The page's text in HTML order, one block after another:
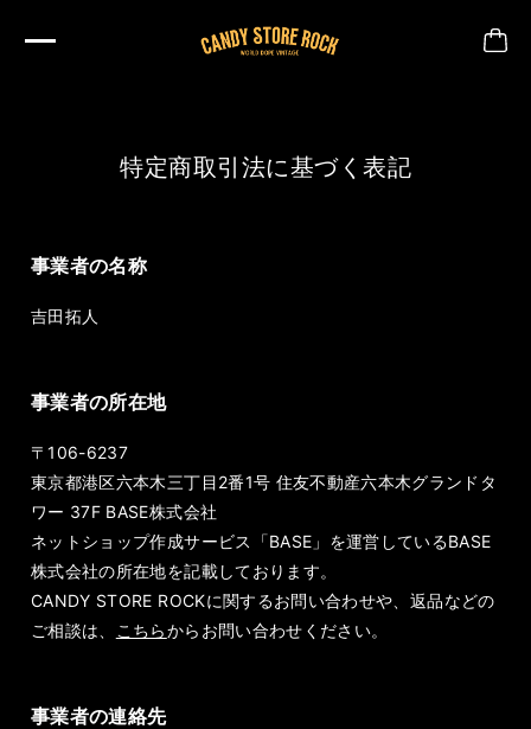
特定商取引法に基づく表記
事業者の名称
吉田拓人
事業者の所在地
〒106-6237
東京都港区六本木三丁目2番1号 住友不動産六本木グランドタ
ワー 37F BASE株式会社
ネットショップ作成サービス「BASE」を運営しているBASE
株式会社の所在地を記載しております。
CANDY STORE ROCKに関するお問い合わせや、返品などの
ご相談は、
こちらからお問い合わせください。
事業者の連絡先